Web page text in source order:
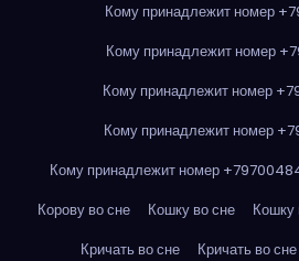
Кому принадлежит номер
Кому принадлежит номер
Кому принадлежит номер
Кому принадлежит номер
Кому принадлежит номер
Корову во сне
Кошку во сне Кошку
Кричать во сне
Кричать во сне